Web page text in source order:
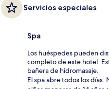
Servicios especiales
Spa
Los huéspedes pueden
completo de este hotel.
bañera de hidromasaje.
El spa abre todos los días.